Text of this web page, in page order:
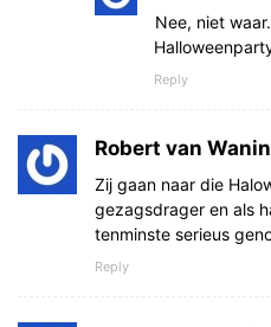
Nee, niet
Reply
Robert van
Zij gaan naar die
gezagsdrager en als
tenminste serieus
Reply